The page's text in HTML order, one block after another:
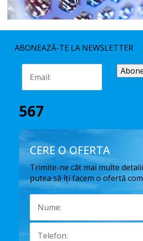
ABONEAZĂ-TE LA NEWSLETTER
567
CERE O OFERTA
Trimite-ne cât mai multe
putea să îți facem o ofertă